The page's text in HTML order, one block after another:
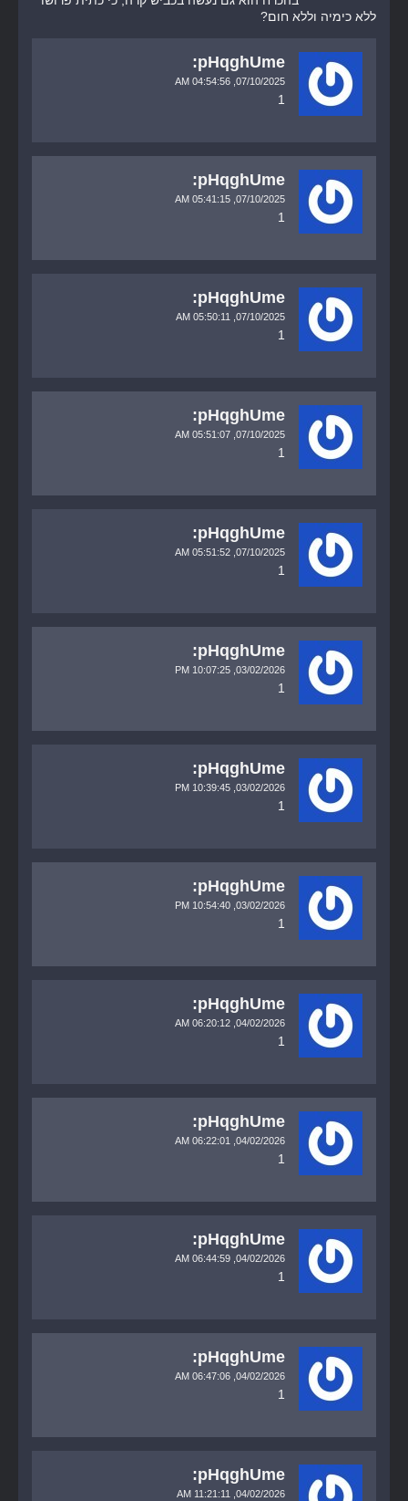
ללא כימיה וללא חום?
pHqghUme:
07/10/2025,
04:54:56 AM
1
pHqghUme:
07/10/2025,
05:41:15 AM
1
pHqghUme:
07/10/2025,
05:50:11 AM
1
pHqghUme:
07/10/2025,
05:51:07 AM
1
pHqghUme:
07/10/2025,
05:51:52 AM
1
pHqghUme:
03/02/2026,
10:07:25 PM
1
pHqghUme:
03/02/2026,
10:39:45 PM
1
pHqghUme:
03/02/2026,
10:54:40 PM
1
pHqghUme:
04/02/2026,
06:20:12 AM
1
pHqghUme:
04/02/2026,
06:22:01 AM
1
pHqghUme:
04/02/2026,
06:44:59 AM
1
pHqghUme:
04/02/2026,
06:47:06 AM
1
pHqghUme:
04/02/2026,
11:21:11 AM